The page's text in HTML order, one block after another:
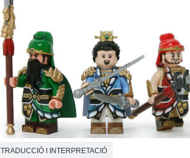
TRADUCCIÓ I INTERPRETACIÓ